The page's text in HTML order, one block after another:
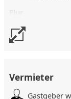
gebucht sein.
Sonstiges
Vermieter
Gastgeber